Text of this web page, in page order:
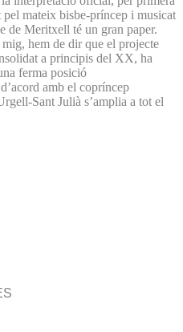
pel mateix bisbe-príncep i musicat
Meritxell té un gran paper.
hem de dir que el projecte
a principis del XX, ha
ferma posició
amb el copríncep
Sant Julià s’amplia a tot el